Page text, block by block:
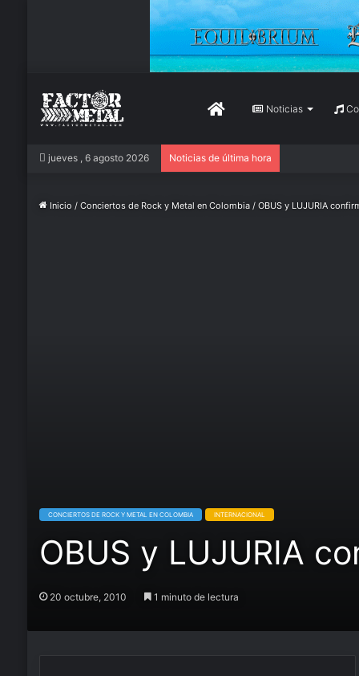
Inicio Noticias
jueves , 6 agosto 2026 Noticias de última hora
Inicio / Conciertos de Rock y Metal en Colombia / OBUS y LUJURIA
CONCIERTOS DE ROCK Y METAL EN COLOMBIA INTERNACIONAL
OBUS y LUJURIA
20 octubre, 2010 1 minuto de lectura